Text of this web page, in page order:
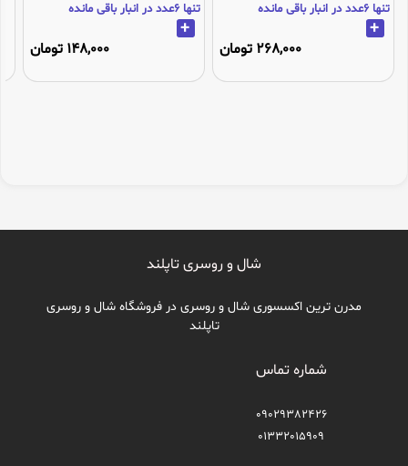
تنها 6عدد در انبار باقی مانده
+
268,000 تومان
تنها 6عدد در انبار باقی مانده
+
148,000 تومان
شال و روسری تاپلند
مدرن ترین اکسسوری شال و روسری در فروشگاه شال و روسری
تاپلند
شماره تماس
09029382426
01332015909